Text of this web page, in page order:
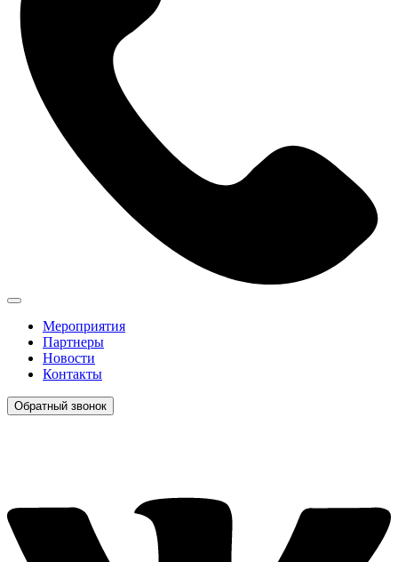
Мероприятия
Партнеры
Новости
Контакты
Обратный звонок